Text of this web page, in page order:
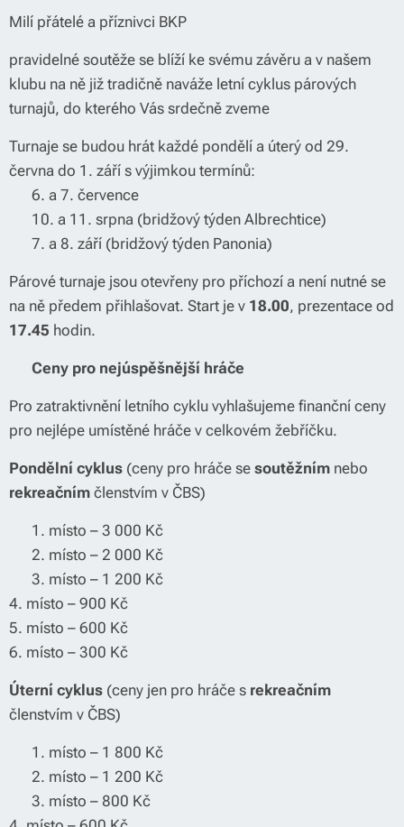
Milí přátelé a příznivci BKP 🙂
pravidelné soutěže se blíží ke svému závěru a v našem
klubu na ně již tradičně naváže letní cyklus párových
turnajů, do kterého Vás srdečně zveme ☀️
Turnaje se budou hrát každé pondělí a úterý od 29.
června do 1. září s výjimkou termínů:
📅 6. a 7. července
📅 10. a 11. srpna (bridžový týden Albrechtice)
📅 7. a 8. září (bridžový týden Panonia)
Párové turnaje jsou otevřeny pro příchozí a není nutné se
na ně předem přihlašovat. Start je v 18.00, prezentace od
17.45 hodin.
Ceny pro nejúspěšnější hráče
Pro zatraktivnění letního cyklu vyhlašujeme finanční ceny
pro nejlépe umístěné hráče v celkovém žebříčku.
Pondělní cyklus (ceny pro hráče se soutěžním nebo
rekreačním členstvím v ČBS)
🥇 1. místo – 3 000 Kč
🥈 2. místo – 2 000 Kč
🥉 3. místo – 1 200 Kč
4. místo – 900 Kč
5. místo – 600 Kč
6. místo – 300 Kč
Úterní cyklus (ceny jen pro hráče s rekreačním
členstvím v ČBS)
🥇 1. místo – 1 800 Kč
🥈 2. místo – 1 200 Kč
🥉 3. místo – 800 Kč